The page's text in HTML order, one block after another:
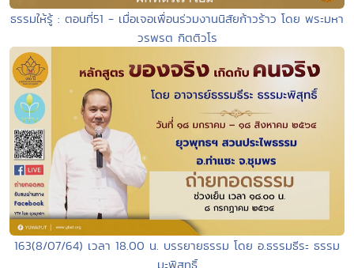
ธรรมให้รู้ : ตอนที่51 - เมื่อเจอเพื่อนร่วมงานนิสัยก้าวร้าว โดย พระมหา
วรพรต กิตติวโร
163(8/07/64) เวลา 18.00 น. บรรยายธรรม โดย อ.ธรรมธีระ ธรรม
มะพิสุทธิ์